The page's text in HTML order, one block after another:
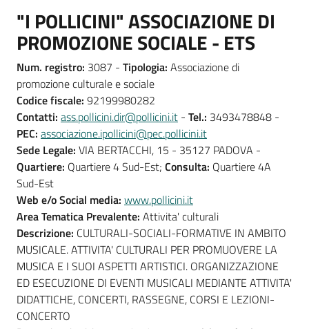
"I POLLICINI" ASSOCIAZIONE DI
PROMOZIONE SOCIALE - ETS
Num. registro: 3087 - Tipologia: Associazione di
promozione culturale e sociale
Codice fiscale: 92199980282
Contatti: ass.pollicini.dir@pollicini.it - Tel.: 3493478848 -
PEC: associazione.ipollicini@pec.pollicini.it
Sede Legale: VIA BERTACCHI, 15 - 35127 PADOVA -
Quartiere: Quartiere 4 Sud-Est; Consulta: Quartiere 4A
Sud-Est
Web e/o Social media: www.pollicini.it
Area Tematica Prevalente: Attivita' culturali
Descrizione: CULTURALI-SOCIALI-FORMATIVE IN AMBITO
MUSICALE. ATTIVITA' CULTURALI PER PROMUOVERE LA
MUSICA E I SUOI ASPETTI ARTISTICI. ORGANIZZAZIONE
ED ESECUZIONE DI EVENTI MUSICALI MEDIANTE ATTIVITA'
DIDATTICHE, CONCERTI, RASSEGNE, CORSI E LEZIONI-
CONCERTO